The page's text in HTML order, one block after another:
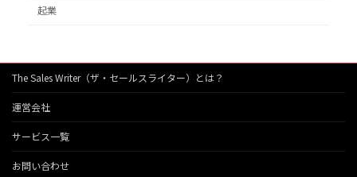
起業
The Sales Writer（ザ・セールスライター）とは？
運営会社
サービス一覧
お問い合わせ